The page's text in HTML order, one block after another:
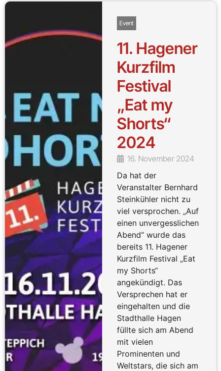
Event
11. Hagener
Kurzfilm
Festival
„Eat my
Shorts“
2024
16. November 2024
Da hat der
Veranstalter Bernhard
Steinkühler nicht zu
viel versprochen. „Auf
einen unvergesslichen
Abend“ wurde das
bereits 11. Hagener
Kurzfilm Festival „Eat
my Shorts“
angekündigt. Das
Versprechen hat er
eingehalten und die
Stadthalle Hagen
füllte sich am Abend
mit vielen
Prominenten und
Weltstars, die sich am